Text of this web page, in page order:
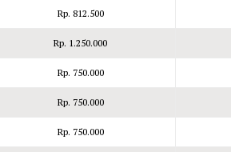
Rp. 812.500
Rp. 1.250.000
Rp. 750.000
Rp. 750.000
Rp. 750.000